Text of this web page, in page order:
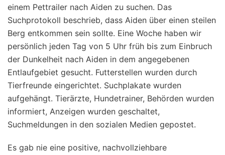
einem Pettrailer nach Aiden zu suchen. Das
Suchprotokoll beschrieb, dass Aiden über einen steilen
Berg entkommen sein sollte. Eine Woche haben wir
persönlich jeden Tag von 5 Uhr früh bis zum Einbruch
der Dunkelheit nach Aiden in dem angegebenen
Entlaufgebiet gesucht. Futterstellen wurden durch
Tierfreunde eingerichtet. Suchplakate wurden
aufgehängt. Tierärzte, Hundetrainer, Behörden wurden
informiert, Anzeigen wurden geschaltet,
Suchmeldungen in den sozialen Medien gepostet.
Es gab nie eine positive, nachvollziehbare